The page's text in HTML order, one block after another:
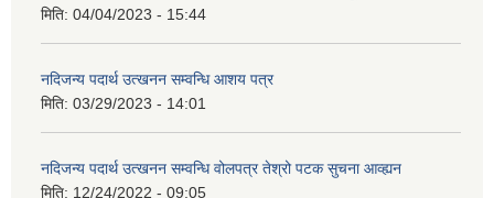
मिति: 04/04/2023 - 15:44
नदिजन्य पदार्थ उत्खनन सम्वन्धि आशय पत्र
मिति: 03/29/2023 - 14:01
नदिजन्य पदार्थ उत्खनन सम्वन्धि वोलपत्र तेश्रो पटक सुचना आव्ह्यन
मिति: 12/24/2022 - 09:05